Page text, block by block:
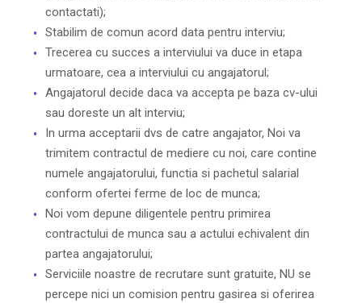
contactati);
Stabilim de comun acord data pentru interviu;
Trecerea cu succes a interviului va duce in etapa
urmatoare, cea a interviului cu angajatorul;
Angajatorul decide daca va accepta pe baza cv-ului
sau doreste un alt interviu;
In urma acceptarii dvs de catre angajator, Noi va
trimitem contractul de mediere cu noi, care contine
numele angajatorului, functia si pachetul salarial
conform ofertei ferme de loc de munca;
Noi vom depune diligentele pentru primirea
contractului de munca sau a actului echivalent din
partea angajatorului;
Serviciile noastre de recrutare sunt gratuite, NU se
percepe nici un comision pentru gasirea si oferirea